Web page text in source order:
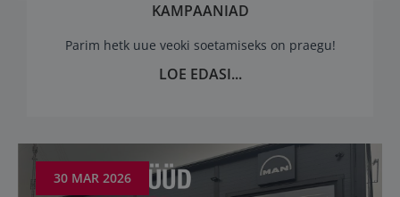
KAMPAANIAD
Parim hetk uue veoki soetamiseks on praegu!
LOE EDASI...
30 MAR 2026